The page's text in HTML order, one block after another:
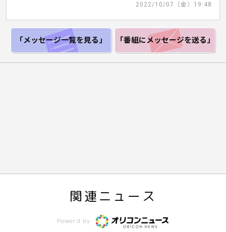
2022/10/07（金）19:48
「メッセージ一覧を見る」 「番組にメッセージを送る」
関連ニュース
Powerd by